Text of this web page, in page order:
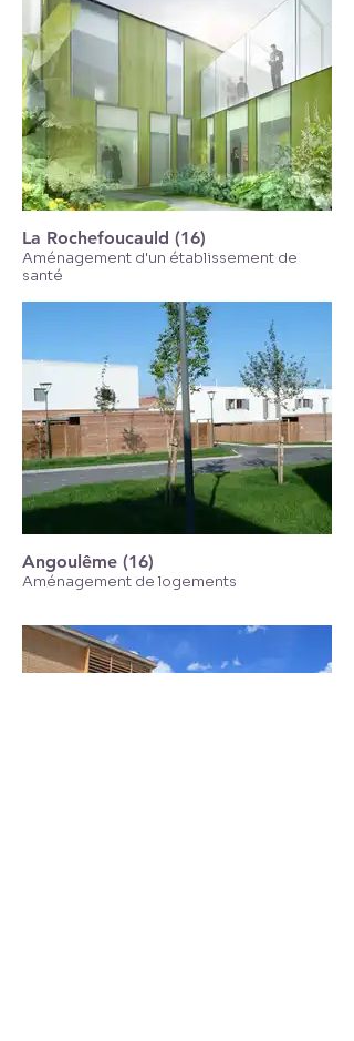
La Rochefoucauld (16)
Aménagement d'un établissement de
santé
Angoulême (16)
Aménagement de logements